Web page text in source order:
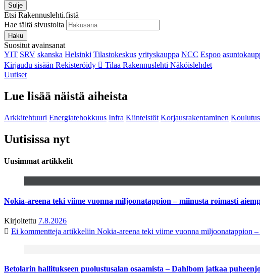
Sulje
Etsi Rakennuslehti.fistä
Hae tältä sivustolta
Haku
Suositut avainsanat
YIT SRV skanska Helsinki Tilastokeskus yrityskauppa NCC Espoo
Kirjaudu sisään Rekisteröidy Tilaa Rakennuslehti Näköislehdet
Uutiset
Lue lisää näistä aiheista
Arkkitehtuuri Energiatehokkuus Infra Kiinteistöt Korjausrakentaminen
Uutisissa nyt
Uusimmat artikkelit
Nokia-areena teki viime vuonna miljoonatappion – miinusta roimasti
Kirjoitettu 7.8.2026
Ei kommentteja artikkeliin Nokia-areena teki viime vuonna miljoonatappion –
Betolarin hallitukseen puolustusalan osaamista – Dahlbom jatkaa